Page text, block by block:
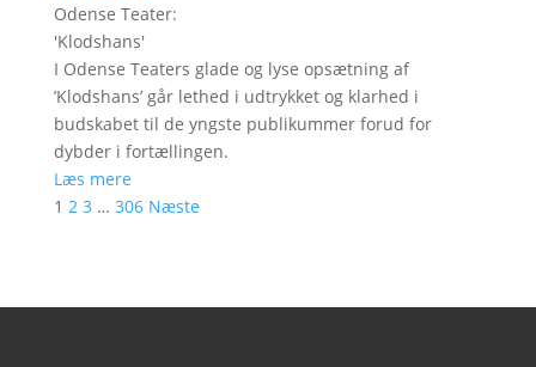
Odense Teater:
'Klodshans'
I Odense Teaters glade og lyse opsætning af
’Klodshans’ går lethed i udtrykket og klarhed i
budskabet til de yngste publikummer forud for
dybder i fortællingen.
Læs mere
1 2 3 … 306 Næste